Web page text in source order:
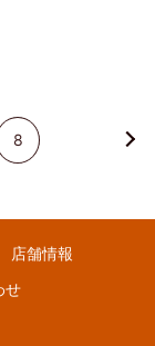
8
店舗情報
せ